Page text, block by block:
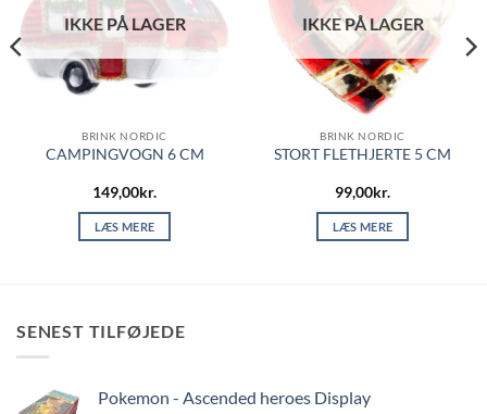
IKKE PÅ LAGER
BRINK NORDIC
CAMPINGVOGN 6 CM
149,00kr.
LÆS MERE
IKKE PÅ LAGER
BRINK NORDIC
STORT FLETHJERTE 5 CM
99,00kr.
LÆS MERE
SENEST TILFØJEDE
Pokemon - Ascended heroes Display